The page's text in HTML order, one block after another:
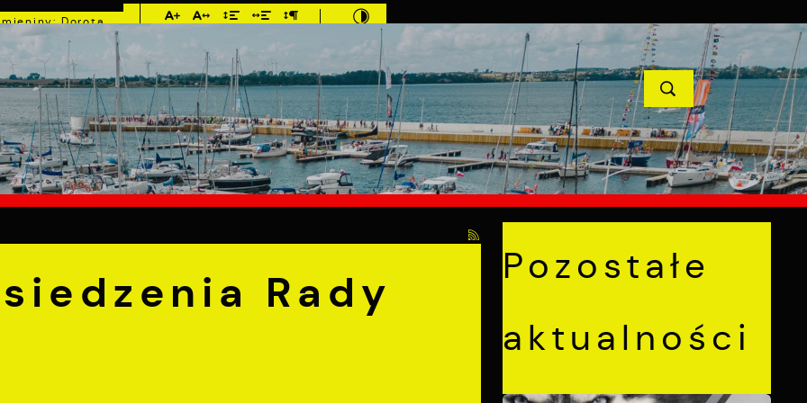
Dorota,
Konrad, Kajetan
MIESZKANIEC TURYSTYKA INWESTYCJE PROJEKTY UNIJNE KONTAKT
Rady Seniora POPRZEDNI NASTĘPNY
Rady
Pozostałe
aktualności